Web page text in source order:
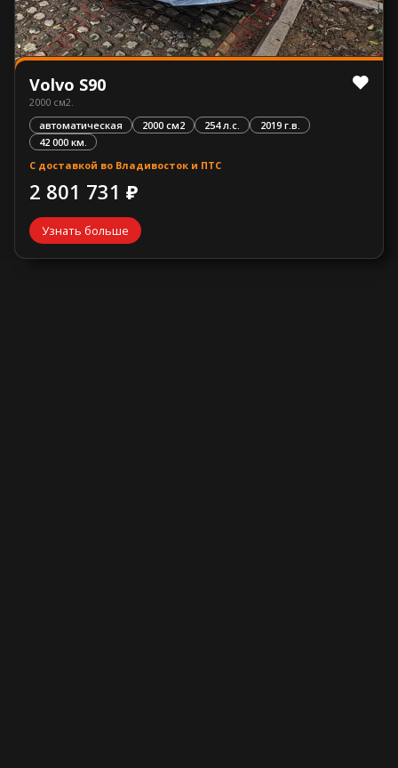
Volvo S90
2000 см2.
автоматическая
2000 см2 254 л.с.
2019 г.в.
42 000 км.
С доставкой во Владивосток и ПТС
2 801 731 ₽
Узнать больше